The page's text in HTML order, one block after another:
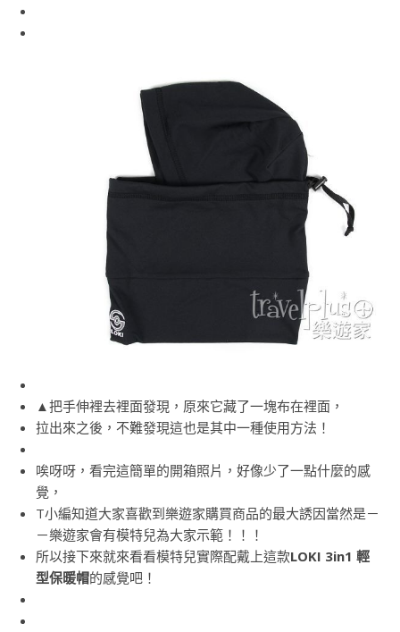
▲把手伸裡去裡面發現，原來它藏了一塊布在裡面，
拉出來之後，不難發現這也是其中一種使用方法！
唉呀呀，看完這簡單的開箱照片，好像少了一點什麼的感
覺，
T小編知道大家喜歡到樂遊家購買商品的最大誘因當然是－
－樂遊家會有模特兒為大家示範！！！
所以接下來就來看看模特兒實際配戴上這款LOKI 3in1 輕
型保暖帽的感覺吧！